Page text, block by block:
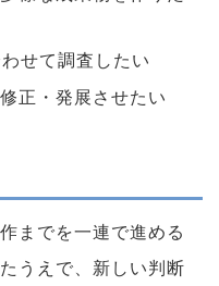
せて調査したい
正・発展させたい
までを一連で進める
うえで、新しい判断